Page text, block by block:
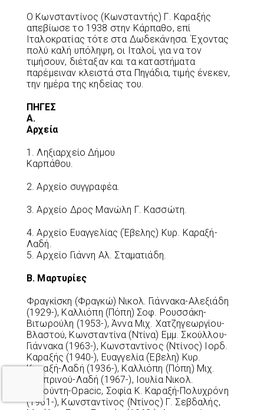
Ο Κωνσταντίνος (Κωνσταντής) Γ. Καραξής
απεβίωσε το 1938 στην Κάρπαθο, επί
Ιταλοκρατίας τότε στα Δωδεκάνησα. Έχοντας
πολύ καλή υπόληψη, οι Ιταλοί, για να τον
τιμήσουν, διέταξαν και τα καταστήματα
παρέμειναν κλειστά στα Πηγάδια, τιμής ένεκεν,
την ημέρα της κηδείας του.
Α.
1. Ληξιαρχείο Δήμου
Καρπάθου.
2. Αρχείο συγγραφέα.
3. Αρχείο Δρος Μανώλη Γ. Κασσώτη.
4. Αρχείο Ευαγγελίας (Έβελης) Κυρ. Καραξή-
5. Αρχείο Γιάννη Αλ. Σταματιάδη.
Β. Μαρτυρίες
Φραγκίσκη (Φραγκώ) Νικολ. Γιάννακα-Αλεξιάδη
(1929-), Καλλιόπη (Πόπη) Σοφ. Ρουσσάκη-
Βιτωρούλη (1953-), Άννα Μιχ. Χατζηγεωργίου-
Βλαστού, Κωνσταντίνα (Ντίνα) Εμμ. Σκούλλου-
Γιάννακα (1963-), Κωνσταντίνος (Ντίνος) Ιορδ.
Καραξής (1940-), Ευαγγελία (Έβελη) Κυρ.
Καραξή-Λαδή (1936-), Καλλιόπη (Πόπη) Μιχ.
Λαμπρινού-Λαδή (1967-), Ιουλία Νικολ.
Παχούντη-Opacic, Σοφία Κ. Καραξή-Πολυχρόνη
(1961-), Κωνσταντίνος (Ντίνος) Γ. Σεβδαλής,